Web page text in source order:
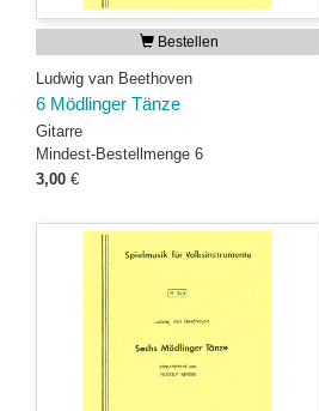
Bestellen
Ludwig van Beethoven
6 Mödlinger Tänze
Gitarre
Mindest-Bestellmenge 6
3,00 €